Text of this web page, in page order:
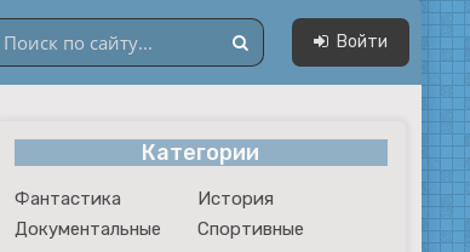
Мультфильмы
Сериалы
Войти
Категории
Фантастика
История
Документальные
Спортивные